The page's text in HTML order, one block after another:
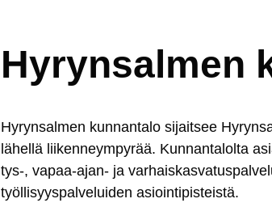
Hyrynsalmen
Hy­ryn­sal­men kun­nan­ta­lo si­jait­see
lä­hel­lä lii­ken­neym­py­rää. Kun­nan­ta­lol­ta
tys-, va­paa-ajan- ja
työl­li­syys­pal­ve­lui­den asioin­ti­pis­teis­tä.